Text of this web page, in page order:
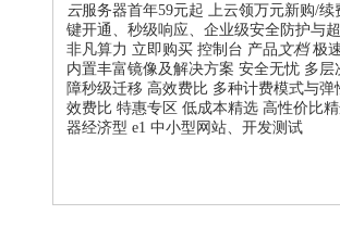
帆
社
区
AI
原
生
云服务器首年59元起 上云领万元新购/续
键开通、秒级响应、企业级安全防护与
非凡算力 立即购买 控制台 产品 文档极
内置丰富镜像及解决方案 安全无忧 多层
障秒级迁移 高效费比 多种计费模式与
效费比 特惠专区 低成本精选 高性价比
器经济型 e1 中小型网站、开发测试